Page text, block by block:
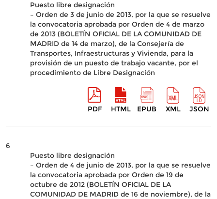
Puesto libre designación
– Orden de 3 de junio de 2013, por la que se resuelve
la convocatoria aprobada por Orden de 4 de marzo
de 2013 (BOLETÍN OFICIAL DE LA COMUNIDAD DE
MADRID de 14 de marzo), de la Consejería de
Transportes, Infraestructuras y Vivienda, para la
provisión de un puesto de trabajo vacante, por el
procedimiento de Libre Designación
PDF HTML EPUB XML JSON
6
Puesto libre designación
– Orden de 4 de junio de 2013, por la que se resuelve
la convocatoria aprobada por Orden de 19 de
octubre de 2012 (BOLETÍN OFICIAL DE LA
COMUNIDAD DE MADRID de 16 de noviembre), de la